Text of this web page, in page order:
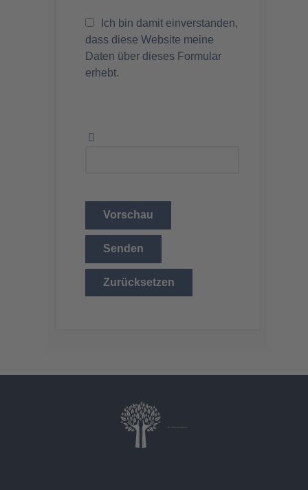
Ich bin damit einverstanden,
dass diese Website meine
Daten über dieses Formular
erhebt.
Vorschau
Senden
Zurücksetzen
Dr. Christina Baum